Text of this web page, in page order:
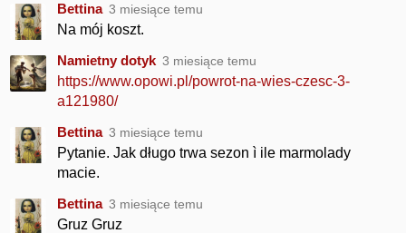
Bettina 3 miesiące temu
Na mój koszt.
Namietny dotyk 3 miesiące temu
https://www.opowi.pl/powrot-na-wies-czesc-3-
a121980/
Bettina 3 miesiące temu
Pytanie. Jak długo trwa sezon ì ile marmolady
macie.
Bettina 3 miesiące temu
Gruz Gruz